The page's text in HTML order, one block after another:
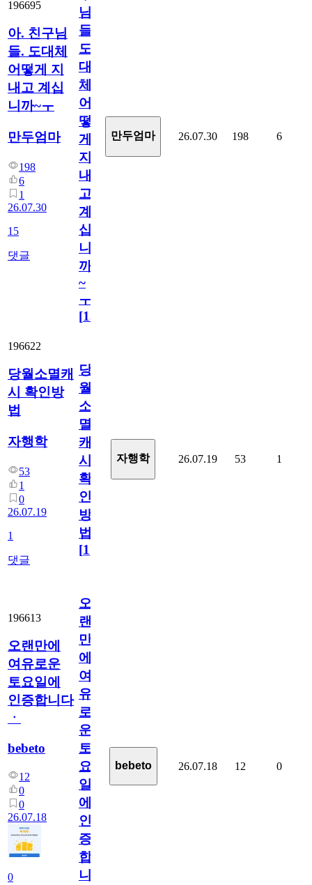
196695
아. 친구님
들. 도대체
어떻게 지
내고 계십
니까~ㅜ
만두엄마
198
6
1
26.07.30
15
댓글
님
들.
도
대
체
어
떻
게
지
내
고
계
십
니
까
~
ㅜ
[15
만두엄마 26.07.30 198 6
196622
당월소멸캐
시 확인방
법
자행학
53
1
0
26.07.19
1
댓글
당
월
소
멸
캐
시
확
인
방
법
[1]
자행학 26.07.19 53 1
196613
오랜만에
여유로운
토요일에
인증합니다
ㆍ
bebeto
12
0
0
26.07.18
0
오
랜
만
에
여
유
로
운
토
요
일
에
인
증
합
니
bebeto 26.07.18 12 0